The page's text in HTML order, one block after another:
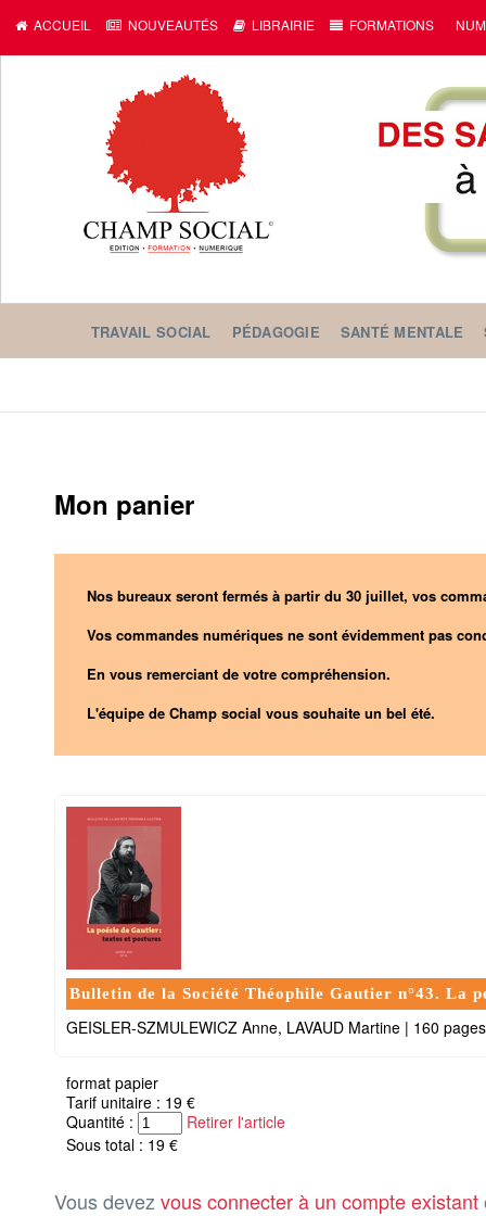
ACCUEIL NOUVEAUTÉS LIBRAIRIE FORMATIONS
TRAVAIL SOCIAL PÉDAGOGIE SANTÉ MENTALE
Mon panier
Nos bureaux seront fermés à partir du 30 juillet, vos
Vos commandes numériques ne sont évidemment pas
En vous remerciant de votre compréhension.
L'équipe de Champ social vous souhaite un bel été.
Bulletin de la Société Théophile Gautier n°43. La
GEISLER-SZMULEWICZ Anne, LAVAUD Martine | 160 pages
format papier
Tarif unitaire : 19 €
Quantité :
Retirer l'article
Sous total : 19 €
Vous devez vous connecter à un compte existant